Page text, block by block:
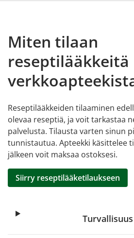
Miten tilaan
reseptilääkkeitä
Reseptilääkkeiden tilaaminen
olevaa reseptiä, ja voit tarkastaa
palvelusta. Tilausta varten sinun
tunnistautua. Apteekki käsittelee
jälkeen voit maksaa ostoksesi.
Siirry reseptilääketilaukseen
Turvallisuus